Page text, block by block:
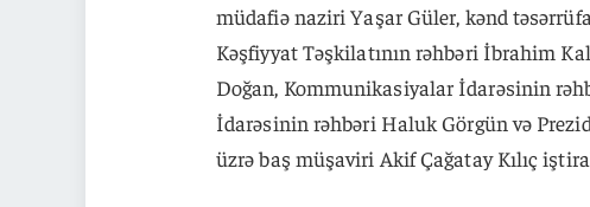
müdafiə naziri Yaşar Güler, kənd
Kəşfiyyat Təşkilatının rəhbəri İbrahim
Doğan, Kommunikasiyalar İdarəsinin
İdarəsinin rəhbəri Haluk Görgün və
üzrə baş müşaviri Akif Çağatay Kılıç